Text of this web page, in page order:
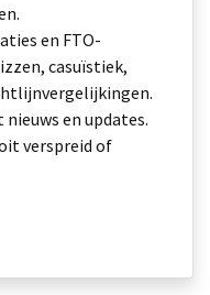
en FTO-
casuïstiek,
en updates.
verspreid of